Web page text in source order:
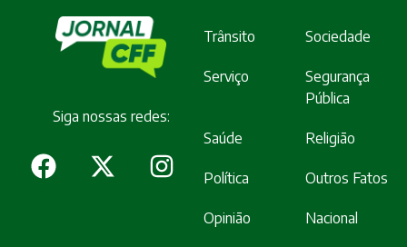
Siga nossas redes:
Trânsito Sociedade
Serviço
Segurança
Pública
Saúde Religião
Política Outros Fatos
Opinião Nacional